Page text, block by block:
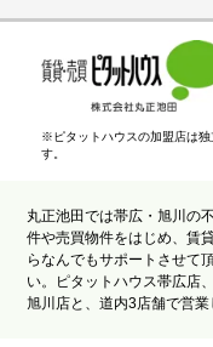
※ピタットハウスの加盟店は独
す。
丸正池田では帯広・旭川の
件や売買物件をはじめ、賃
らなんでもサポートさせて
い。ピタットハウス帯広店
旭川店と、道内3店舗で営